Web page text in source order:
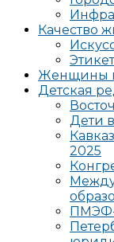
Качество
Этикет
Женщины
Детская
Дети
2025